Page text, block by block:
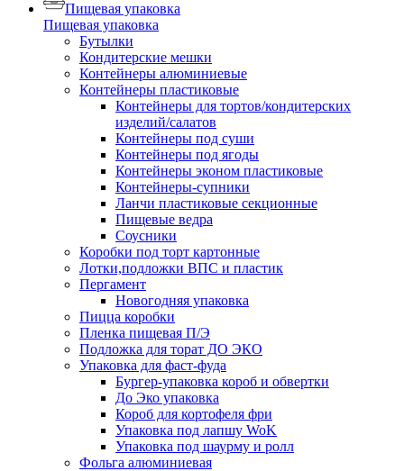
Пищевая упаковка
Пищевая упаковка
Бутылки
Кондитерские мешки
Контейнеры алюминиевые
Контейнеры пластиковые
Контейнеры для тортов/кондитерских
изделий/салатов
Контейнеры под суши
Контейнеры под ягоды
Контейнеры эконом пластиковые
Контейнеры-супники
Ланчи пластиковые секционные
Пищевые ведра
Соусники
Коробки под торт картонные
Лотки,подложки ВПС и пластик
Пергамент
Новогодняя упаковка
Пицца коробки
Пленка пищевая П/Э
Подложка для торат ДО ЭКО
Упаковка для фаст-фуда
Бургер-упаковка короб и обвертки
До Эко упаковка
Короб для кортофеля фри
Упаковка под лапшу WoK
Упаковка под шаурму и ролл
Фольга алюминиевая